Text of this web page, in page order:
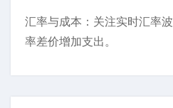
汇率与成本：关注实时汇率
率差价增加支出。